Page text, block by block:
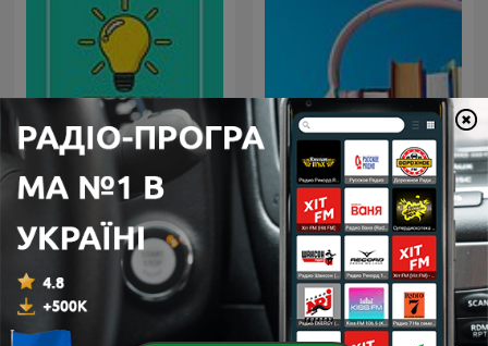
Wissen mit Johnny Аудіокниги українською